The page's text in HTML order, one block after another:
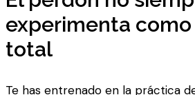
experimenta
total
Te has entrenado en la práctica